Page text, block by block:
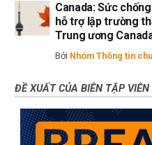
Canada: Sức
hỗ trợ lập trường
Trung ương
Bởi Nhóm Thông tin
ĐỀ XUẤT CỦA BIÊN TẬP VIÊN